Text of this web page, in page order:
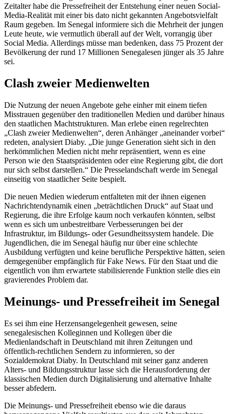
Zeitalter habe die Pressefreiheit der Entstehung einer neuen Social-
Media-Realität mit einer bis dato nicht gekannten Angebotsvielfalt
Raum gegeben. Im Senegal informiere sich die Mehrheit der jungen
Leute heute, wie vermutlich überall auf der Welt, vorrangig über
Social Media. Allerdings müsse man bedenken, dass 75 Prozent der
Bevölkerung der rund 17 Millionen Senegalesen jünger als 35 Jahre
sei.
Clash zweier Medienwelten
Die Nutzung der neuen Angebote gehe einher mit einem tiefen
Misstrauen gegenüber den traditionellen Medien und darüber hinaus
den staatlichen Machtstrukturen. Man erlebe einen regelrechten
„Clash zweier Medienwelten“, deren Anhänger „aneinander vorbei“
redeten, analysiert Diaby. „Die junge Generation sieht sich in den
herkömmlichen Medien nicht mehr repräsentiert, wenn es eine
Person wie den Staatspräsidenten oder eine Regierung gibt, die dort
nur sich selbst darstellen.“ Die Presselandschaft werde im Senegal
einseitig von staatlicher Seite bespielt.
Die neuen Medien wiederum entfalteten mit der ihnen eigenen
Nachrichtendynamik einen „beträchtlichen Druck“ auf Staat und
Regierung, die ihre Erfolge kaum noch verkaufen könnten, selbst
wenn es sich um unbestreitbare Verbesserungen bei der
Infrastruktur, im Bildungs- oder Gesundheitssystem handele. Die
Jugendlichen, die im Senegal häufig nur über eine schlechte
Ausbildung verfügten und keine berufliche Perspektive hätten, seien
demgegenüber empfänglich fürFake News. Für den Staat und die
eigentlich von ihm erwartete stabilisierende Funktion stelle dies ein
gravierendes Problem dar.
Meinungs- und Pressefreiheit im Senegal
Es sei ihm eine Herzensangelegenheit gewesen, seine
senegalesischen Kolleginnen und Kollegen über die
Medienlandschaft in Deutschland mit ihren Zeitungen und
öffentlich-rechtlichen Sendern zu informieren, so der
Sozialdemokrat Diaby. In Deutschland mit seiner ganz anderen
Alters- und Bildungsstruktur lasse sich die Herausforderung der
klassischen Medien durch Digitalisierung und alternative Inhalte
besser abfedern.
Die Meinungs- und Pressefreiheit ebenso wie die daraus